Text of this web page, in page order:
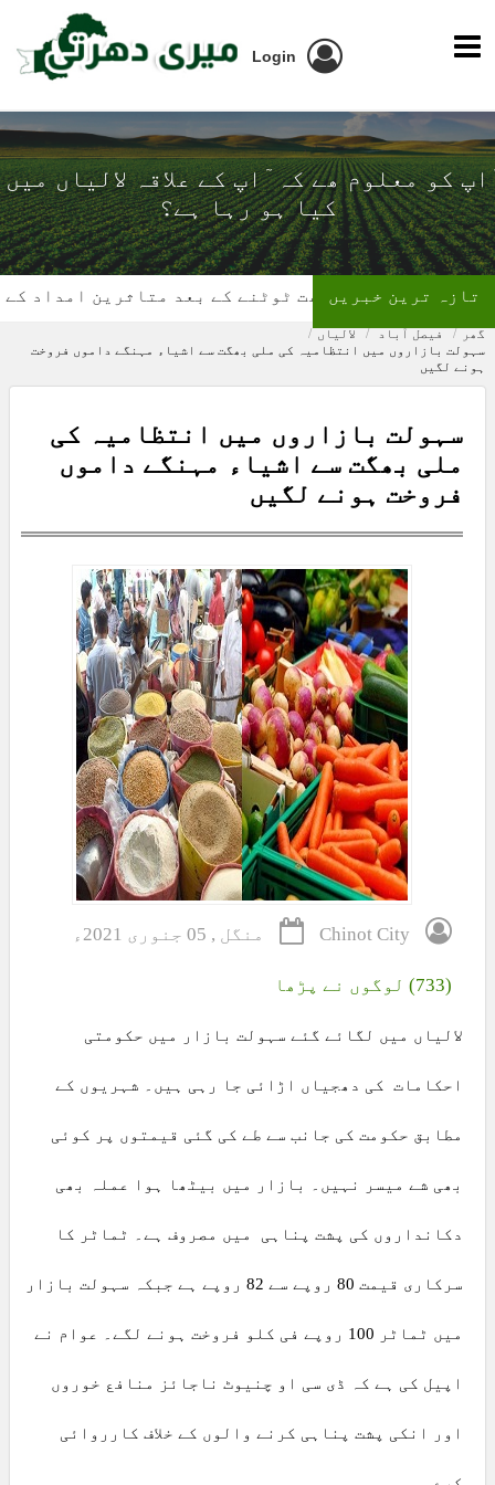
Login
ٓاپ کو معلوم ھے کہ ٓاپ کے علاقہ لالیاں میں
کیا ہو رہا ہے؟
گھر کی چھت ٹوٹنے کے بعد متاثرین امداد کے منتظر
تازہ ترین خبریں
گھر فیصل آباد
لالیاں
سہولت بازاروں میں انتظامیہ کی ملی بھگت سے اشیاء مہنگے داموں فروخت
ہونے لگیں
سہولت بازاروں میں انتظامیہ کی
ملی بھگت سے اشیاء مہنگے داموں
فروخت ہونے لگیں
Chinot City منگل , 05 جنوری 2021ء
(733) لوگوں نے پڑھا
لالیاں میں لگائے گئے سہولت بازار میں حکومتی
احکامات کی دھجیاں اڑائی جا رہی ہیں۔ شہریوں کے
مطابق حکومت کی جانب سے طے کی گئی قیمتوں پر کوئی
بھی شے میسر نہیں۔ بازار میں بیٹھا ہوا عملہ بھی
دکانداروں کی پشت پناہی میں مصروف ہے۔ ٹماٹر کا
سرکاری قیمت 80 روپے سے 82 روپے ہے جبکہ سہولت بازار
میں ٹماٹر 100 روپے فی کلو فروخت ہونے لگے۔ عوام نے
اپیل کی ہے کہ ڈی سی او چنیوٹ ناجائز منافع خوروں
اور انکی پشت پناہی کرنے والوں کے خلاف کارروائی